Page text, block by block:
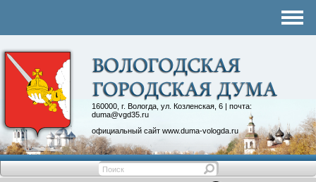
160000, г. Вологда, ул. Козленская, 6 | почта:
duma@vgd35.ru
официальный сайт www.duma-vologda.ru
Контакты
Депутатские объединения